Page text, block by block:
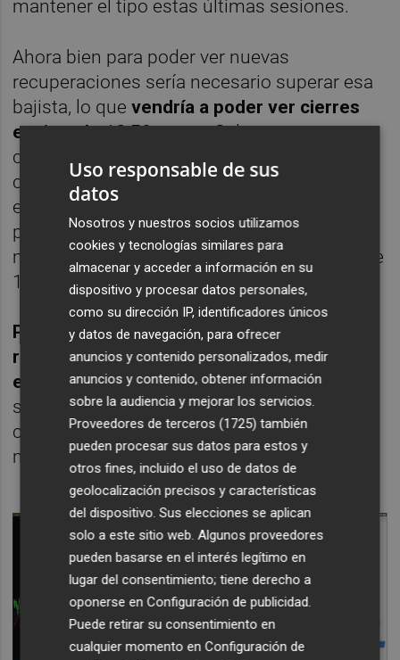
mantener el tipo estas últimas sesiones.
Ahora bien para poder ver nuevas
recuperaciones sería necesario superar esa
bajista, lo quevendría a poder ver cierres
encima de 12.50 euros. Solamente en ese
caso podría iniciar nuevas recuperaciones
con posibles objetivos a ir hacia los 14.50
euros, sin olvidar esa cota que hoy por hoy
parece imposible donde dejó en su
momento un gapmucho más arriba, zona de
17,50 euros.
Por debajo el problema es que las
referencias importantes están rondando
esos 9 eurosvistos hace nada. Entre media
situaríamos dos referencias una de muy
corto hacia los 11,40 euros y otra ya sobre
medias hacia los 10,50 euros.
Uso responsable de sus
datos
Nosotros y nuestros socios utilizamos
cookies y tecnologías similares para
almacenar y acceder a información en su
dispositivo y procesar datos personales,
como su dirección IP, identificadores únicos
y datos de navegación, para ofrecer
anuncios y contenido personalizados, medir
anuncios y contenido, obtener información
sobre la audiencia y mejorar los servicios.
Proveedores de terceros (1725) también
pueden procesar sus datos para estos y
otros fines, incluido el uso de datos de
geolocalización precisos y características
del dispositivo. Sus elecciones se aplican
solo a este sitio web. Algunos proveedores
pueden basarse en el interés legítimo en
lugar del consentimiento; tiene derecho a
oponerse enConfiguración de publicidad.
Puede retirar su consentimiento en
cualquier momento enConfiguración de